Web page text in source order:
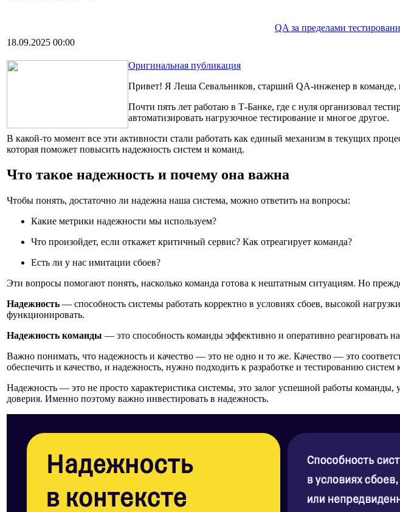
QA за пределами
18.09.2025 00:00
Оригинальная публикация
Привет! Я Леша Севальников, старший QA-инженер в команде,
Почти пять лет работаю в Т-Банке, где с нуля организовал
автоматизировать нагрузочное тестирование и многое другое.
В какой-то момент все эти активности стали работать как единый механизм в текущих
которая поможет повысить надежность систем и команд.
Что такое надежность и почему она важна
Чтобы понять, достаточно ли надежна наша система, можно ответить на вопросы:
Какие метрики надежности мы используем?
Что произойдет, если откажет критичный сервис? Как отреагирует команда?
Есть ли у нас имитации сбоев?
Эти вопросы помогают понять, насколько команда готова к нештатным ситуациям. Но
Надежность — способность системы работать корректно в условиях сбоев, высокой
функционировать.
Надежность команды — это способность команды эффективно и оперативно реагировать
Важно понимать, что надежность и качество — это не одно и то же. Качество — это
обеспечить и качество, и надежность, нужно подходить к разработке и тестированию систем
Надежность — это не просто характеристика системы, это залог успешной работы
доверия. Именно поэтому важно инвестировать в надежность.